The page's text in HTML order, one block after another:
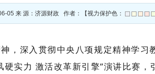
05 来 源：济源财政 作者：【视力保护色：
，深入贯彻中央八项规定精神学习
实力 激活改革新引擎”演讲比赛，